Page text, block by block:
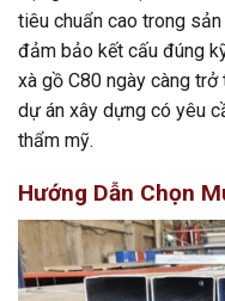
tiêu chuẩn cao trong
đảm bảo kết cấu đúng
xà gồ C80 ngày càng
dự án xây dựng có yêu
thẩm mỹ.
Hướng Dẫn Chọn